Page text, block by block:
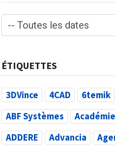
ÉTIQUETTES
3DVince 4CAD 6temik
ABF Systèmes
ADDERE
Advancia